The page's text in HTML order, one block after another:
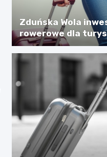
Zduńska Wola
rowerowe dla